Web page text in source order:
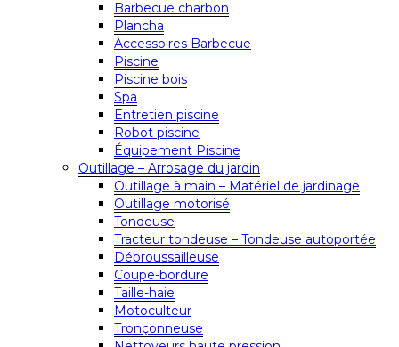
Barbecue charbon
Plancha
Accessoires Barbecue
Piscine
Piscine bois
Spa
Entretien piscine
Robot piscine
Équipement Piscine
Outillage – Arrosage du jardin
Outillage à main – Matériel de jardinage
Outillage motorisé
Tondeuse
Tracteur tondeuse – Tondeuse autoportée
Débroussailleuse
Coupe-bordure
Taille-haie
Motoculteur
Tronçonneuse